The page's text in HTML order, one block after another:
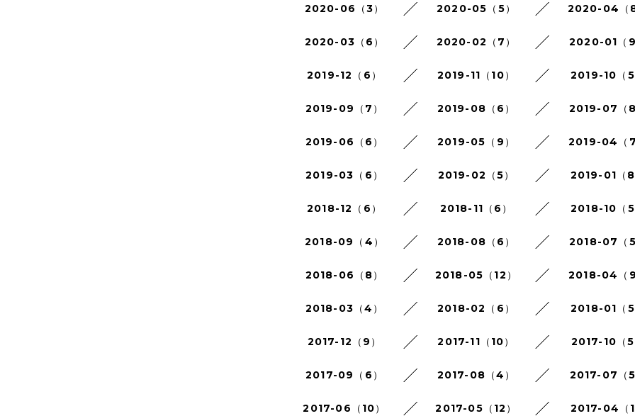
2020-06（3） 2020-05（5） 2020-04（8
2020-03（6） 2020-02（7） 2020-01（9
2019-12（6） 2019-11（10） 2019-10（5
2019-09（7） 2019-08（6） 2019-07（8
2019-06（6） 2019-05（9） 2019-04（7
2019-03（6） 2019-02（5） 2019-01（8
2018-12（6） 2018-11（6） 2018-10（5
2018-09（4） 2018-08（6） 2018-07（5
2018-06（8） 2018-05（12） 2018-04（9
2018-03（4） 2018-02（6） 2018-01（5
2017-12（9） 2017-11（10） 2017-10（5
2017-09（6） 2017-08（4） 2017-07（5
2017-06（10） 2017-05（12） 2017-04（1